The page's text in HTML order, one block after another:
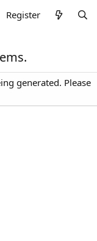
Register
generated. Please